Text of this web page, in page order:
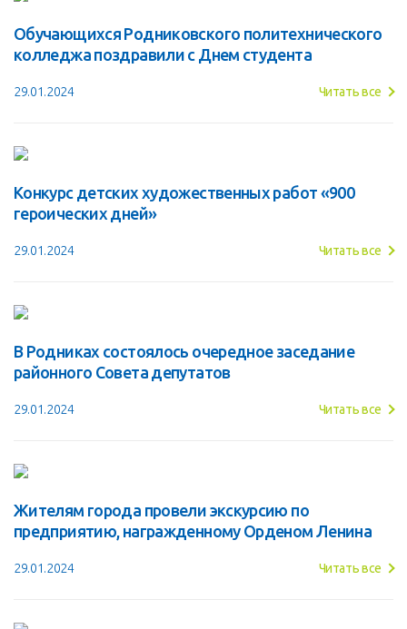
Обучающихся Родниковского политехнического
колледжа поздравили с Днем студента
29.01.2024 Читать все
Конкурс детских художественных работ «900
героических дней»
29.01.2024 Читать все
В Родниках состоялось очередное заседание
районного Совета депутатов
29.01.2024 Читать все
Жителям города провели экскурсию по
предприятию, награжденному Орденом Ленина
29.01.2024 Читать все